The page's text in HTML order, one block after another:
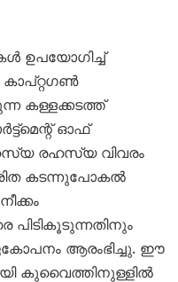
ഉപയോഗിച്ച്
കാപ്റ്റഗൺ
കള്ളക്കടത്ത്
ഓഫ്
രഹസ്യ വിവരം
കടന്നുപോകൽ
പിടികൂടുന്നതിനും
ആരംഭിച്ചു. ഈ
കുവൈത്തിനുള്ളിൽ